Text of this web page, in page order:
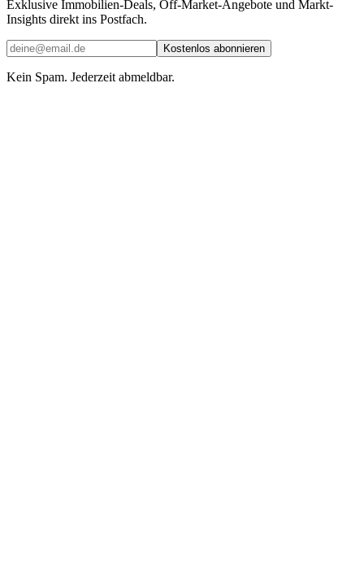
Exklusive Immobilien-Deals, Off-Market-Angebote und Markt-
Insights direkt ins Postfach.
Kostenlos abonnieren
Kein Spam. Jederzeit abmeldbar.